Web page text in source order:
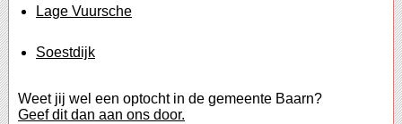
Lage Vuursche
Soestdijk
Weet jij wel een optocht in de gemeente Baarn?
Geef dit dan aan ons door.